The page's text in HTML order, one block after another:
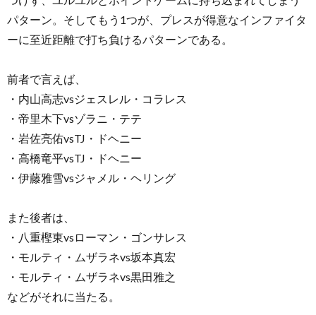
パターン。そしてもう1つが、プレスが得意なインファイタ
ーに至近距離で打ち負けるパターンである。
前者で言えば、
・内山高志vsジェスレル・コラレス
・帝里木下vsゾラニ・テテ
・岩佐亮佑vsTJ・ドヘニー
・高橋竜平vsTJ・ドヘニー
・伊藤雅雪vsジャメル・ヘリング
また後者は、
・八重樫東vsローマン・ゴンサレス
・モルティ・ムザラネvs坂本真宏
・モルティ・ムザラネvs黒田雅之
などがそれに当たる。